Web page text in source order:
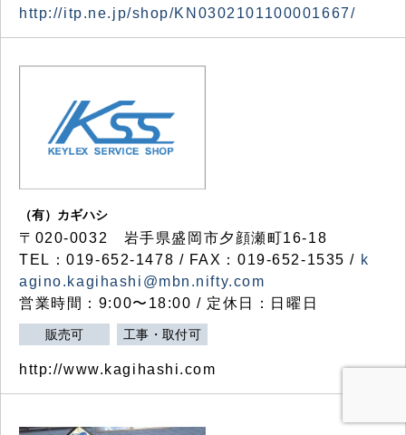
http://itp.ne.jp/shop/KN0302101100001667/
（有）カギハシ
〒020-0032 岩手県盛岡市夕顔瀬町16-18
TEL：019-652-1478 / FAX：019-652-1535 / k
agino.kagihashi@mbn.nifty.com
営業時間：9:00〜18:00 / 定休日：日曜日
販売可 工事・取付可
http://www.kagihashi.com